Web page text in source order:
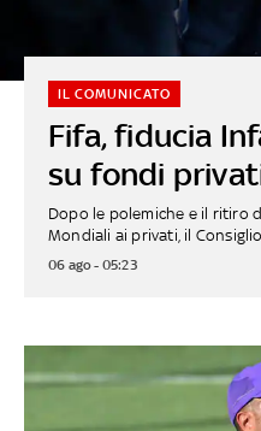
Fifa, fiducia
su fondi
IL COMUNICATO
Dopo le polemiche e il ritiro
Mondiali ai privati, il
06 ago - 05:23